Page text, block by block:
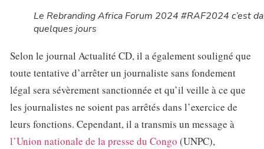
Le Rebranding Africa Forum 2024 #RAF2024 c’est
quelques jours
Selon le journal Actualité CD, il a également souligné que
toute tentative d’arrêter un journaliste sans fondement
légal sera sévèrement sanctionnée et qu’il veille à ce que
les journalistes ne soient pas arrêtés dans l’exercice de
leurs fonctions. Cependant, il a transmis un message à
l’Union nationale de la presse du Congo (UNPC),